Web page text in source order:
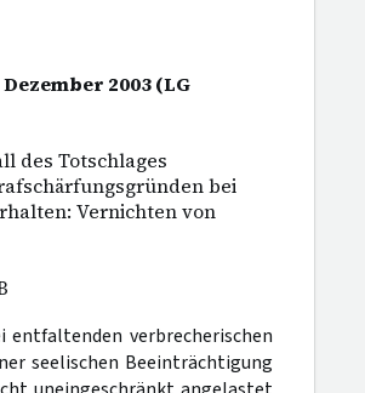
Dezember 2003 (LG
des Totschlages
bei
Vernichten von
entfaltenden verbrecherischen
seelischen Beeinträchtigung